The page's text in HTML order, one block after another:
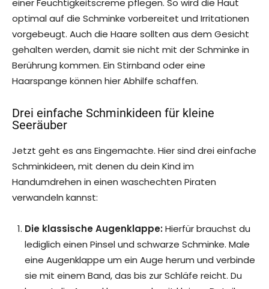
einer Feuchtigkeitscreme pflegen. So wird die Haut
optimal auf die Schminke vorbereitet und Irritationen
vorgebeugt. Auch die Haare sollten aus dem Gesicht
gehalten werden, damit sie nicht mit der Schminke in
Berührung kommen. Ein Stirnband oder eine
Haarspange können hier Abhilfe schaffen.
Drei einfache Schminkideen für kleine
Seeräuber
Jetzt geht es ans Eingemachte. Hier sind drei einfache
Schminkideen, mit denen du dein Kind im
Handumdrehen in einen waschechten Piraten
verwandeln kannst:
Die klassische Augenklappe:Hierfür brauchst du
lediglich einen Pinsel und schwarze Schminke. Male
eine Augenklappe um ein Auge herum und verbinde
sie mit einem Band, das bis zur Schläfe reicht. Du